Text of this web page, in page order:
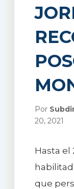
Por
20, 2021
Hasta el
que